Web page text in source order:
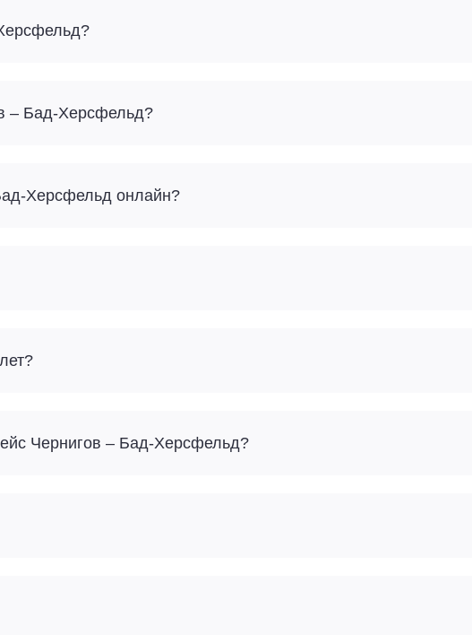
– Бад-Херсфельд?
Херсфельд онлайн?
Сколько багажа можно взять с собой на рейс Чернигов – Бад-Херсфельд?